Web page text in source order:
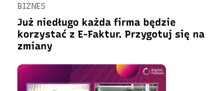
BIZNES
Już niedługo każda firma będzie
korzystać z E-Faktur. Przygotuj się na
zmiany